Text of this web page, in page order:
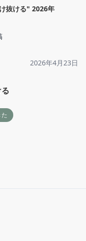
抜ける" 2026年
2026年4月23日